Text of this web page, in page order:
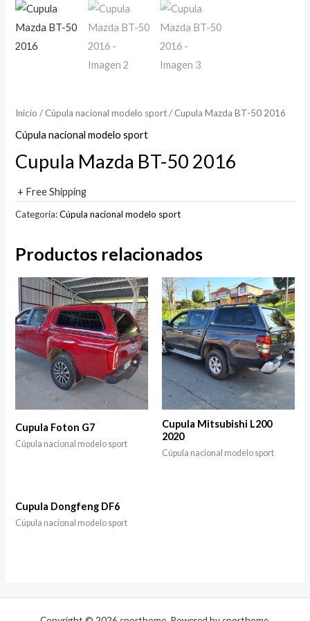
Inicio / Cúpula nacional modelo sport/ Cupula Mazda BT-50 2016
Cúpula nacional modelo sport
Cupula Mazda BT-50 2016
+ Free Shipping
Categoría:Cúpula nacional modelo sport
Productos relacionados
Cupula Foton G7
Cúpula nacional modelo sport
Cupula Mitsubishi L200
2020
Cúpula nacional modelo sport
Cupula Dongfeng DF6
Cúpula nacional modelo sport